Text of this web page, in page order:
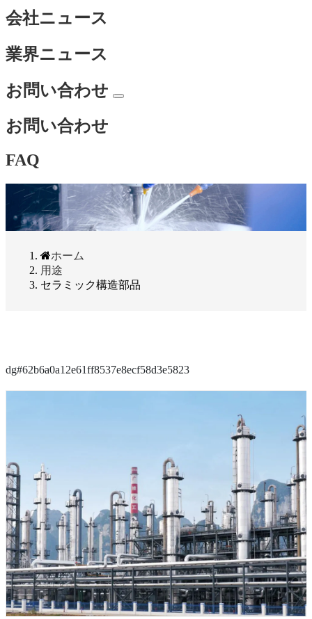
会社ニュース
業界ニュース
お問い合わせ
お問い合わせ
FAQ
ホーム
用途
セラミック構造部品
dg#62b6a0a12e61ff8537e8ecf58d3e5823